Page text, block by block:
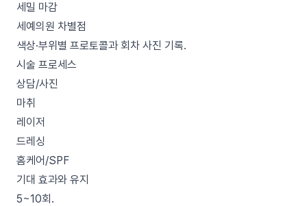
세밀 마감
세예의원 차별점
색상·부위별 프로토콜과 회차 사진 기록.
시술 프로세스
상담/사진
마취
레이저
드레싱
홈케어/SPF
기대 효과와 유지
5~10회.